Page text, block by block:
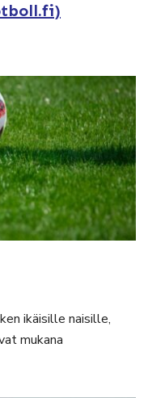
ikäisille naisille,
mukana